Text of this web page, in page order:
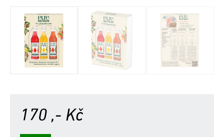
170 ,- Kč